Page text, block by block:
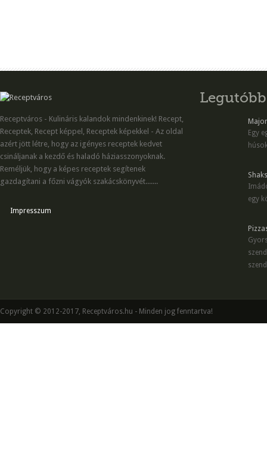
Receptváros - Kulináris kalandok mindenkinek! Recept,
Receptek, Recept képpel, Receptek képekkel - Az oldal
azért jött létre, hogy az igényes receptek kedvet
csináljanak a kezdő és haladó háziasszonyoknak.
Reméljük, hogy a képes receptek segítenek
gazdagítani a főzni vágyók szakácskönyvét.......
Impresszum
Egy
egy
Copyright © 2012-2017, Receptváros.hu - Minden jog fenntartva!